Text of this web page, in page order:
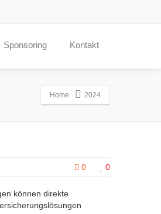
Sponsoring Kontakt
Home 2024
0 0
können direkte